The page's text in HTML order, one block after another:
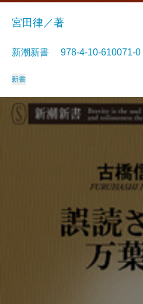
宮田律／著
新潮新書 978-4-10-
新書